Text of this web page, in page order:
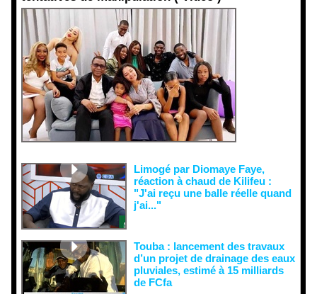
Limogé par Diomaye Faye,
réaction à chaud de Kilifeu :
"J'ai reçu une balle réelle quand
j'ai..."
Touba : lancement des travaux
d’un projet de drainage des eaux
pluviales, estimé à 15 milliards
de FCfa ‎